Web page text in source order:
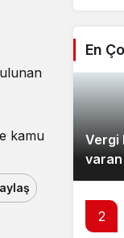
kamu
En
Vergi
varan
2